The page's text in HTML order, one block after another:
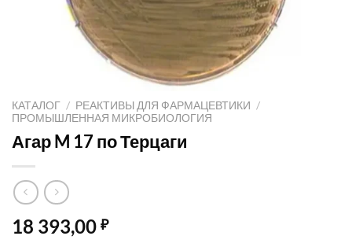
КАТАЛОГ / РЕАКТИВЫ ДЛЯ ФАРМАЦЕВТИКИ /
ПРОМЫШЛЕННАЯ МИКРОБИОЛОГИЯ
Агар M 17 по Терцаги
18 393,00 ₽